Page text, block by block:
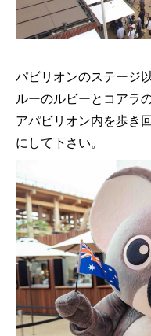
パビリオンのステージ
ルーのルビーとコアラ
アパビリオン内を歩き
にして下さい。